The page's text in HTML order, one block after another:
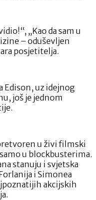
„Kao da sam u
– oduševljen
posjetitelja.
Edison, uz idejnog
još je jednom
u živi filmski
u blockbusterima.
stanuju i svjetska
i Simonea
akcijskih